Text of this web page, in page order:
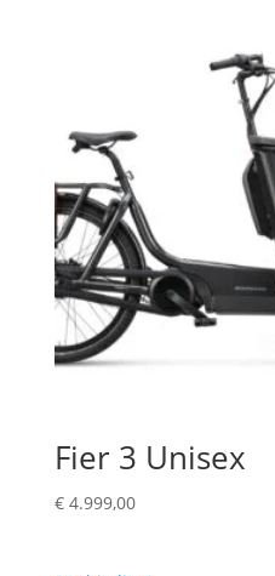
Fier 3 Unisex
€4.999,00